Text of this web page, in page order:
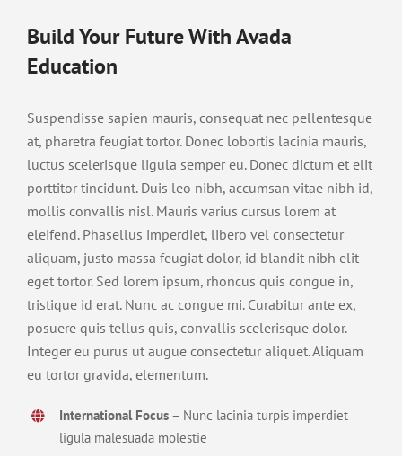
Build Your Future With Avada
Education
Suspendisse sapien mauris, consequat nec pellentesque
at, pharetra feugiat tortor. Donec lobortis lacinia mauris,
luctus scelerisque ligula semper eu. Donec dictum et elit
porttitor tincidunt. Duis leo nibh, accumsan vitae nibh id,
mollis convallis nisl. Mauris varius cursus lorem at
eleifend. Phasellus imperdiet, libero vel consectetur
aliquam, justo massa feugiat dolor, id blandit nibh elit
eget tortor. Sed lorem ipsum, rhoncus quis congue in,
tristique id erat. Nunc ac congue mi. Curabitur ante ex,
posuere quis tellus quis, convallis scelerisque dolor.
Integer eu purus ut augue consectetur aliquet. Aliquam
eu tortor gravida, elementum.
International Focus – Nunc lacinia turpis imperdiet
ligula malesuada molestie